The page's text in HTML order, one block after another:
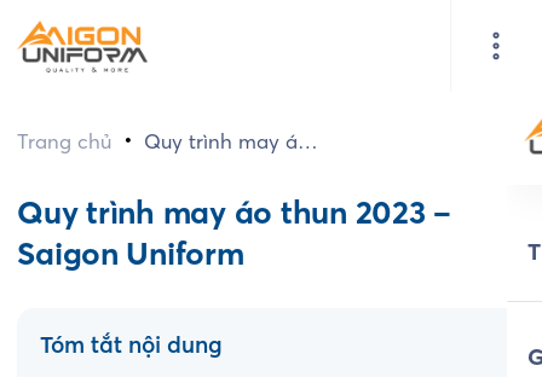
Trang chủ • Quy trình may áo
Saigon Uniform
Quy trình may áo thun 2023 –
Saigon Uniform
Tóm tắt nội dung